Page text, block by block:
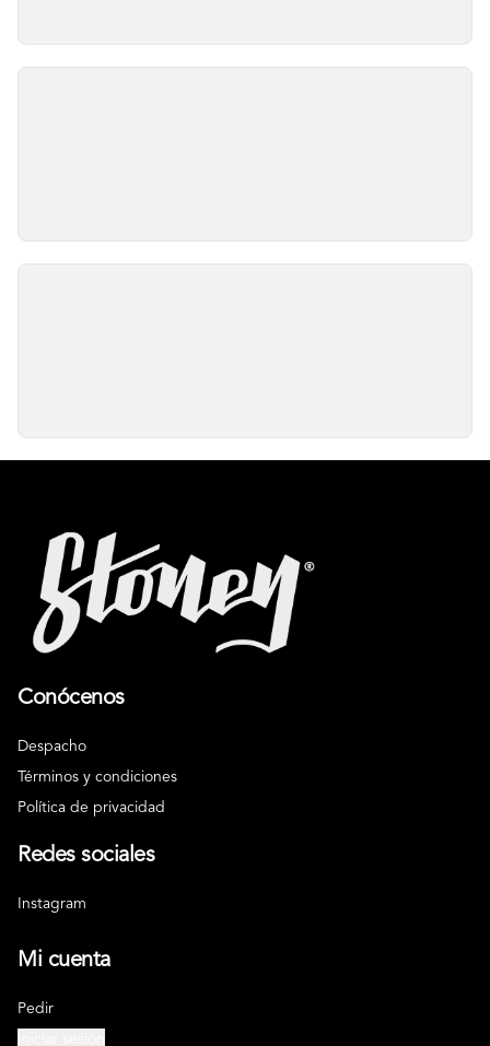
Conócenos
Despacho
Términos y condiciones
Política de privacidad
Redes sociales
Instagram
Mi cuenta
Pedir